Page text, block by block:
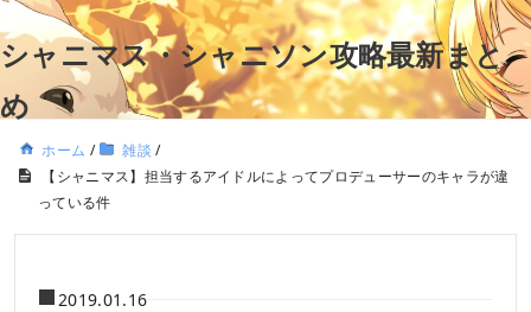
シャニマス・シャニソン攻略最新まと
め
ホーム / 雑談 /
【シャニマス】担当するアイドルによってプロデューサーのキャラが違
っている件
2019.01.16